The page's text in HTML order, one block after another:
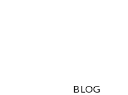
BLOG